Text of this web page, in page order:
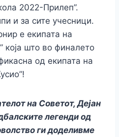
2022-Прилеп”.
и за сите учесници.
е екипата на
која што во финалето
од екипата на
на Советот, Дејан
легенди од
ги доделивме